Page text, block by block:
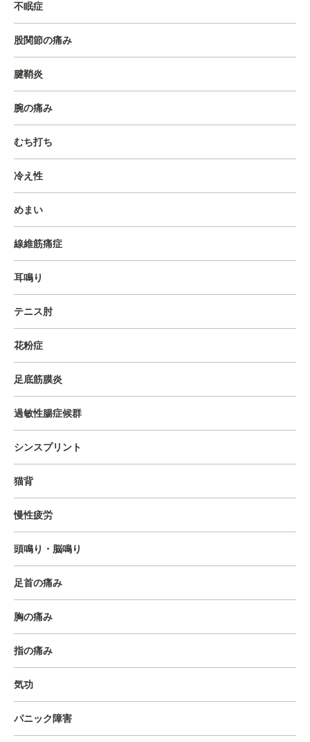
不眠症
股関節の痛み
腱鞘炎
腕の痛み
むち打ち
冷え性
めまい
線維筋痛症
耳鳴り
テニス肘
花粉症
足底筋膜炎
過敏性腸症候群
シンスプリント
猫背
慢性疲労
頭鳴り・脳鳴り
足首の痛み
胸の痛み
指の痛み
気功
パニック障害